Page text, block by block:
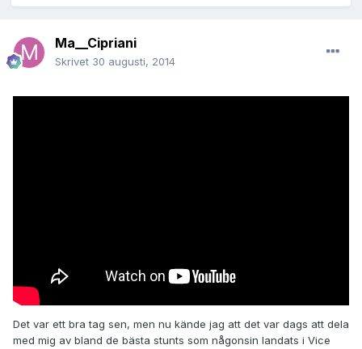
Ma__Cipriani
Skrivet 30 augusti, 2014
Det var ett bra tag sen, men nu kände jag att det var dags att dela
med mig av bland de bästa stunts som någonsin landats i Vice